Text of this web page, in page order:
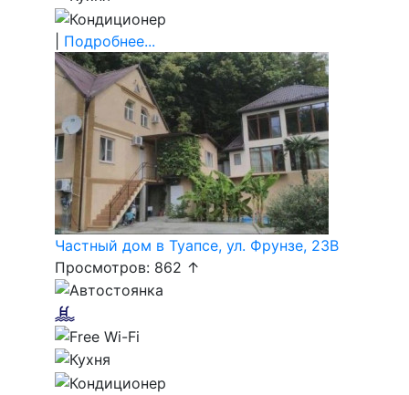
Подробнее...
Частный дом в Туапсе, ул. Фрунзе, 23В
Просмотров: 862 ↑